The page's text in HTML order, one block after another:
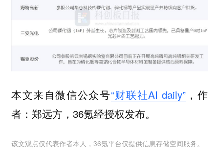
本文来自微信公众号“财联社AI daily”，作
者：郑远方，36氪经授权发布。
该文观点仅代表作者本人，36氪平台仅提供信息存储空间服务。